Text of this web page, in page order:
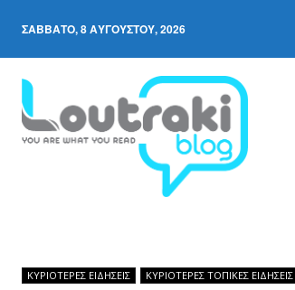
ΣΆΒΒΑΤΟ, 8 ΑΥΓΟΎΣΤΟΥ, 2026
ΚΥΡΙΌΤΕΡΕΣ ΕΙΔΉΣΕΙΣ ΚΥΡΙΌΤΕΡΕΣ ΤΟΠΙΚΈΣ ΕΙΔΉΣΕΙΣ